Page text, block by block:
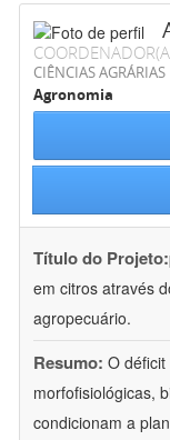
CIÊNCIAS AGRÁRIAS
Agronomia
Título do Projeto:
em citros através
agropecuário.
Resumo: O
morfofisiológicas,
condicionam a